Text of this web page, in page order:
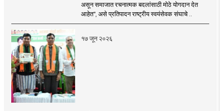
असून समाजात रचनात्मक बदलांसाठी मोठे योगदान देत
आहेत", असे प्रतिपादन राष्ट्रीय स्वयंसेवक संघाचे ..
१७ जून २०२६